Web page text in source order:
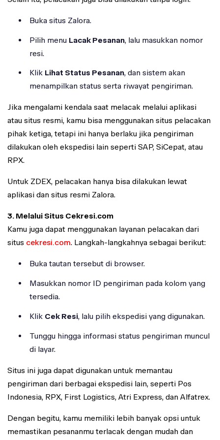
Buka situs Zalora.
Pilih menu Lacak Pesanan, lalu masukkan nomor
resi.
Klik Lihat Status Pesanan, dan sistem akan
menampilkan status serta riwayat pengiriman.
Jika mengalami kendala saat melacak melalui aplikasi
atau situs resmi, kamu bisa menggunakan situs pelacakan
pihak ketiga, tetapi ini hanya berlaku jika pengiriman
dilakukan oleh ekspedisi lain seperti SAP, SiCepat, atau
RPX.
Untuk ZDEX, pelacakan hanya bisa dilakukan lewat
aplikasi dan situs resmi Zalora.
3. Melalui Situs Cekresi.com
Kamu juga dapat menggunakan layanan pelacakan dari
situs cekresi.com. Langkah-langkahnya sebagai berikut:
Buka tautan tersebut di browser.
Masukkan nomor ID pengiriman pada kolom yang
tersedia.
Klik Cek Resi, lalu pilih ekspedisi yang digunakan.
Tunggu hingga informasi status pengiriman muncul
di layar.
Situs ini juga dapat digunakan untuk memantau
pengiriman dari berbagai ekspedisi lain, seperti Pos
Indonesia, RPX, First Logistics, Atri Express, dan Alfatrex.
Dengan begitu, kamu memiliki lebih banyak opsi untuk
memastikan pesananmu terlacak dengan mudah dan